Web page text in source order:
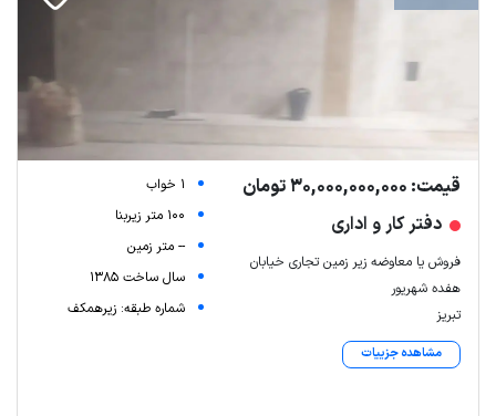
قیمت: 30,000,000,000 تومان
دفتر کار و اداری
فروش یا معاوضه زیر زمین تجاری خیابان
هفده شهریور
تبریز
مشاهده جزییات
1 خواب
100 متر زیربنا
-- متر زمین
سال ساخت 1385
شماره طبقه: زیرهمکف